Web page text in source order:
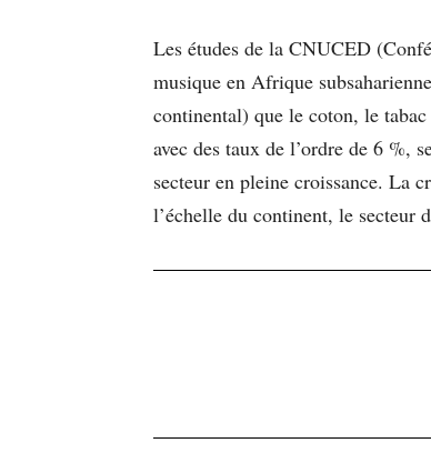
Les études de la CNUCED
musique en Afrique
continental) que le coton, le
avec des taux de l’ordre de 6 %,
secteur en pleine croissance. La
l’échelle du continent, le secteur